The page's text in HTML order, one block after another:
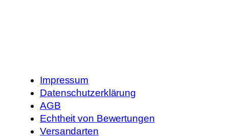
Impressum
Datenschutzerklärung
AGB
Echtheit von Bewertungen
Versandarten